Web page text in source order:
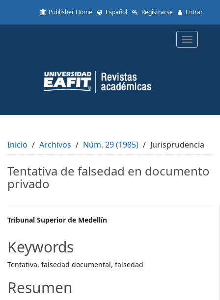
to
Content
Sidebar
Publisher Home Español Registrarse Entrar
Toggle
Inicio Archivos Núm. 29 (1985) Jurisprudencia
Tentativa de falsedad en documento
privado
Main
Article
Content
Tribunal Superior de Medellín
Keywords
Tentativa, falsedad documental, falsedad
Resumen